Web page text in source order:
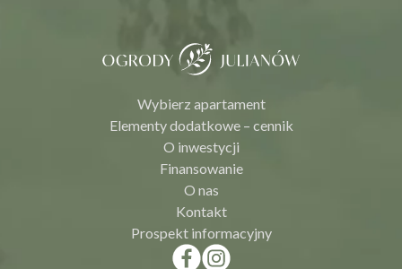
Wybierz apartament
Elementy dodatkowe – cennik
O inwestycji
Finansowanie
O nas
Kontakt
Prospekt informacyjny